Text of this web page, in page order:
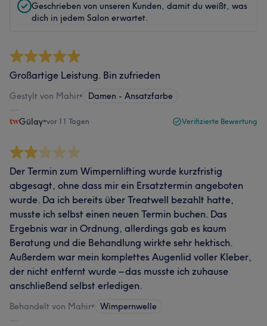
Geschrieben von unseren Kunden, damit du weißt, was
dich in jedem Salon erwartet.
Großartige Leistung. Bin zufrieden
Gestylt von Mahir• Damen - Ansatzfarbe
Gülay•vor 11 Tagen Verifizierte Bewertung
Der Termin zum Wimpernlifting wurde kurzfristig
abgesagt, ohne dass mir ein Ersatztermin angeboten
wurde. Da ich bereits über Treatwell bezahlt hatte,
musste ich selbst einen neuen Termin buchen. Das
Ergebnis war in Ordnung, allerdings gab es kaum
Beratung und die Behandlung wirkte sehr hektisch.
Außerdem war mein komplettes Augenlid voller Kleber,
der nicht entfernt wurde – das musste ich zuhause
anschließend selbst erledigen.
Behandelt von Mahir• Wimpernwelle